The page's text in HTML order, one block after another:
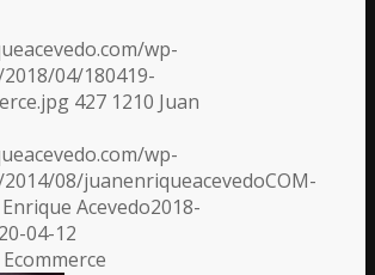
wp-
04/180419-
427 1210 Juan
wp-
08/juanenriqueacevedoCOM-
Acevedo2018-
04-12